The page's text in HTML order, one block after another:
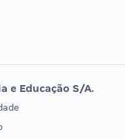
DE ORDEM
e Educação S/A.